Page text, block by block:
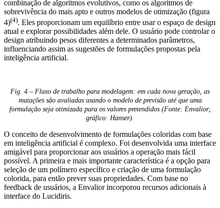
combinação de algoritmos evolutivos, como os algoritmos de
sobrevivência do mais apto e outros modelos de otimização (figura
4)(4). Eles proporcionam um equilíbrio entre usar o espaço de design
atual e explorar possibilidades além dele. O usuário pode controlar o
design atribuindo pesos diferentes a determinados parâmetros,
influenciando assim as sugestões de formulações propostas pela
inteligência artificial.
Fig. 4 – Fluxo de trabalho para modelagem: em cada nova geração, as
mutações são avaliadas usando o modelo de previsão até que uma
formulação seja otimizada para os valores pretendidos (Fonte: Envalior;
gráfico: Hanser)​​​​​​​.
O conceito de desenvolvimento de formulações coloridas com base
em inteligência artificial é complexo. Foi desenvolvida uma interface
amigável para proporcionar aos usuários a operação mais fácil
possível. A primeira e mais importante característica é a opção para
seleção de um polímero específico e criação de uma formulação
colorida, para então prever suas propriedades. Com base no
feedback de usuários, a Envalior incorporou recursos adicionais à
interface do Lucidiris.